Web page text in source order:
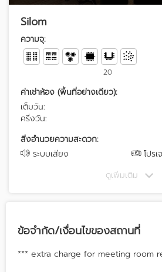
Silom
ความจุ:
20
ค่าเช่าห้อง (พื้นที่อย่างเดียว):
เต็มวัน:
ครึ่งวัน:
สิ่งอำนวยความสะดวก:
ระบบเสียง
โปร
ดูเพิ่มเติม
ข้อจำกัด/เงื่อนไขของสถานที่
*** extra charge for meeting room